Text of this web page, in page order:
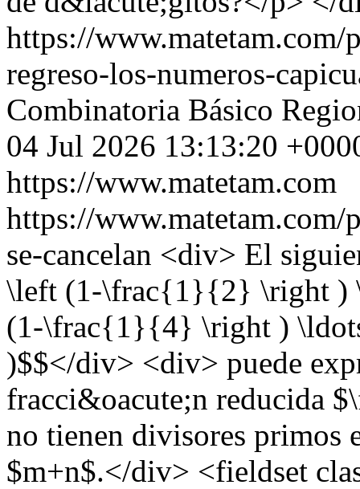
https://
regreso-los-numeros-
Combinatoria Básico
04 Jul 2026 13:13:20
https://www.matetam.com
https://www.matetam.com/
se-cancelan <div> El
\left (1-\frac{1}{2} \right
(1-\frac{1}{4} \right )
)$$</div> <div> puede
fracci&oacute;n reducida
no tienen divisores primos
$m+n$.</div> <fieldset